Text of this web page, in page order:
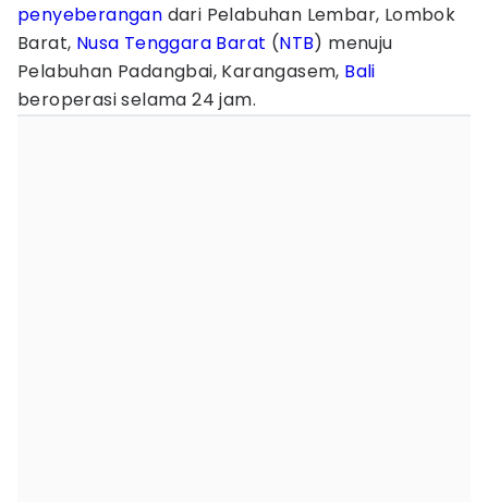
penyeberangan dari Pelabuhan Lembar, Lombok
Barat, Nusa Tenggara Barat (NTB) menuju
Pelabuhan Padangbai, Karangasem, Bali
beroperasi selama 24 jam.